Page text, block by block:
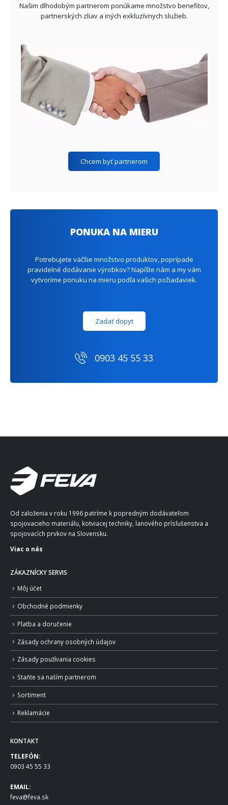
Našim dlhodobým partnerom ponúkame množstvo benefitov,
partnerských zliav a iných exkluzívnych služieb.
Chcem byť partnerom
PONUKA NA MIERU
Potrebujete väčšie množstvo produktov, poprípade
pravidelné dodávanie výrobkov? Napíšte nám a my vám
vytvoríme ponuku na mieru podľa vašich požiadaviek.
Zadať dopyt
0903 45 55 33
Od založenia v roku 1996 patríme k popredným dodávateľom
spojovacieho materiálu, kotviacej techniky, lanového príslušenstva a
spojovacích prvkov na Slovensku.
Viac o nás
ZÁKAZNÍCKY SERVIS
Môj účet
Obchodné podmienky
Platba a doručenie
Zásady ochrany osobných údajov
Zásady používania cookies
Staňte sa naším partnerom
Sortiment
Reklamácie
KONTAKT
TELEFÓN:
0903 45 55 33
EMAIL:
feva@feva.sk